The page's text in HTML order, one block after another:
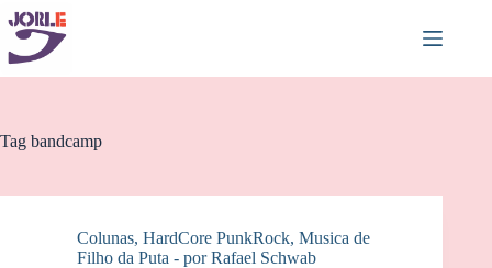
Pular
para
conteúdo
Tag bandcamp
Colunas, HardCore PunkRock, Musica de
Filho da Puta - por Rafael Schwab